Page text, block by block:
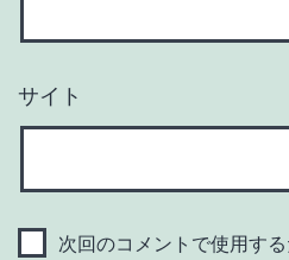
サイト
次回のコメントで使用す